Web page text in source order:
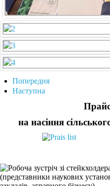
Попередня
Наступна
на насіння